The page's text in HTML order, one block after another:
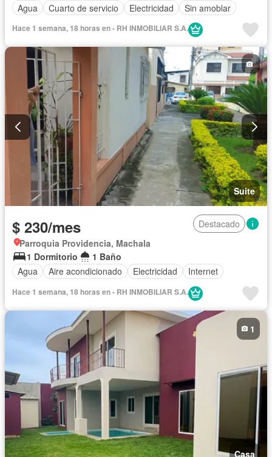
Agua
Cuarto de servicio Electricidad Sin amoblar
Hace 1 semana, 18 horas en - RH INMOBILIAR S.A.
Suite
$ 230/mes
Destacado
Parroquia Providencia, Machala
1 Dormitorio
1 Baño
Agua
Aire acondicionado Electricidad Internet
Hace 1 semana, 18 horas en - RH INMOBILIAR S.A.
Casa
1